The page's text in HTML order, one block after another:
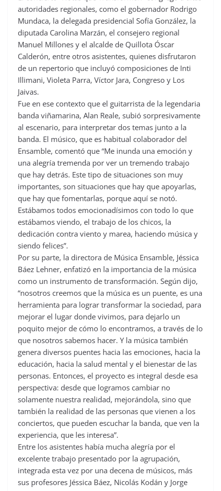
autoridades regionales, como el gobernador Rodrigo
Mundaca, la delegada presidencial Sofía González, la
diputada Carolina Marzán, el consejero regional
Manuel Millones y el alcalde de Quillota Óscar
Calderón, entre otros asistentes, quienes disfrutaron
de un repertorio que incluyó composiciones de Inti
Illimani, Violeta Parra, Víctor Jara, Congreso y Los
Jaivas.
Fue en ese contexto que el guitarrista de la legendaria
banda viñamarina, Alan Reale, subió sorpresivamente
al escenario, para interpretar dos temas junto a la
banda. El músico, que es habitual colaborador del
Ensamble, comentó que “Me inunda una emoción y
una alegría tremenda por ver un tremendo trabajo
que hay detrás. Este tipo de situaciones son muy
importantes, son situaciones que hay que apoyarlas,
que hay que fomentarlas, porque aquí se notó.
Estábamos todos emocionadísimos con todo lo que
estábamos viendo, el trabajo de los chicos, la
dedicación contra viento y marea, haciendo música y
siendo felices”.
Por su parte, la directora de Música Ensamble, Jéssica
Báez Lehner, enfatizó en la importancia de la música
como un instrumento de transformación. Según dijo,
“nosotros creemos que la música es un puente, es una
herramienta para lograr transformar la sociedad, para
mejorar el lugar donde vivimos, para dejarlo un
poquito mejor de cómo lo encontramos, a través de lo
que nosotros sabemos hacer. Y la música también
genera diversos puentes hacia las emociones, hacia la
educación, hacia la salud mental y el bienestar de las
personas. Entonces, el proyecto es integral desde esa
perspectiva: desde que logramos cambiar no
solamente nuestra realidad, mejorándola, sino que
también la realidad de las personas que vienen a los
conciertos, que pueden escuchar la banda, que ven la
experiencia, que les interesa”.
Entre los asistentes había mucha alegría por el
excelente trabajo presentado por la agrupación,
integrada esta vez por una decena de músicos, más
sus profesores Jéssica Báez, Nicolás Kodán y Jorge